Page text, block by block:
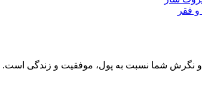
فقر
و نگرش شما نسبت به پول، موفقیت و زندگی